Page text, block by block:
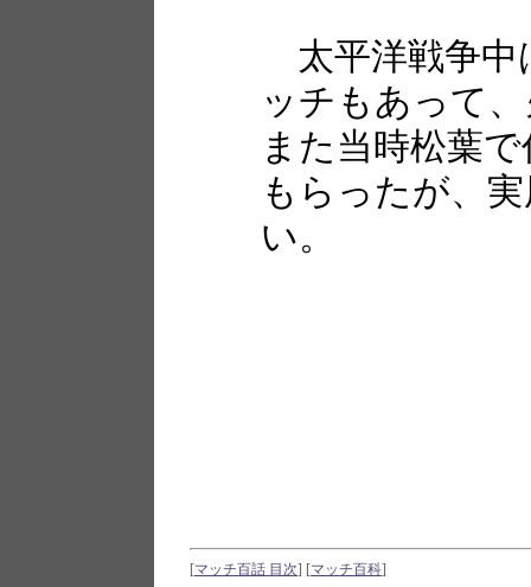
太平洋戦争中
ッチもあって
また当時松葉
もらったが、
い。
[マッチ百話 目次] [マッチ百科]